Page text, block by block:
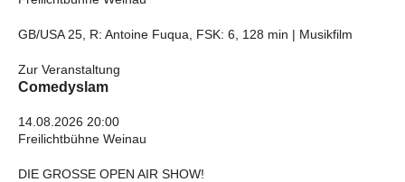
GB/USA 25, R: Antoine Fuqua, FSK: 6, 128 min | Musikfilm
Zur Veranstaltung
Comedyslam
14.08.2026 20:00
Freilichtbühne Weinau
DIE GROSSE OPEN AIR SHOW!